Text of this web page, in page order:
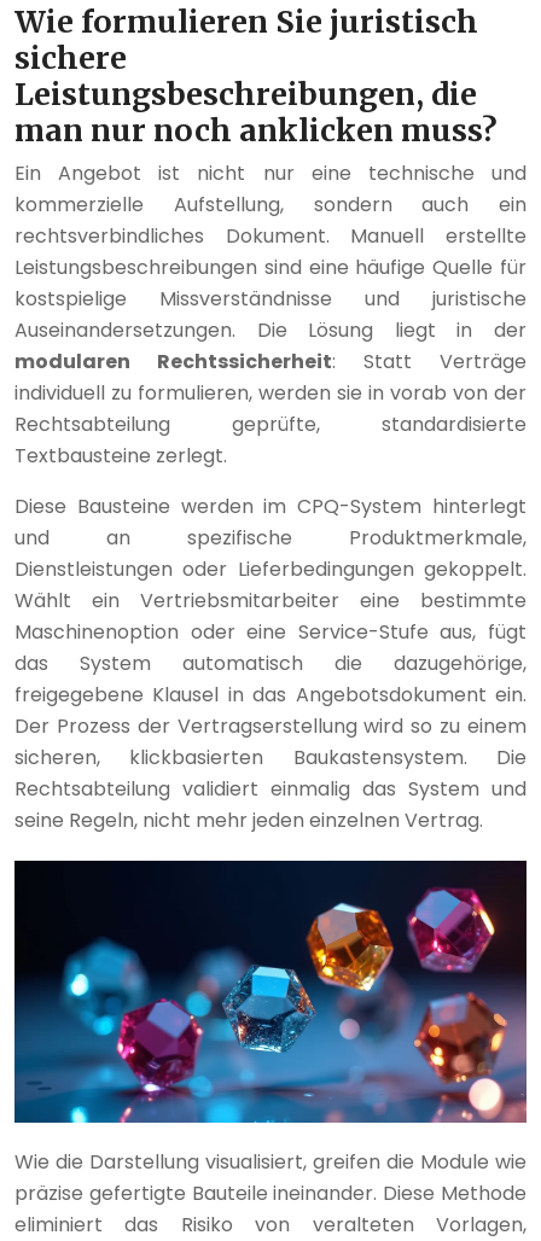
Wie formulieren Sie juristisch
sichere
Leistungsbeschreibungen, die
man nur noch anklicken muss?
Ein Angebot ist nicht nur eine technische und
kommerzielle Aufstellung, sondern auch ein
rechtsverbindliches Dokument. Manuell erstellte
Leistungsbeschreibungen sind eine häufige Quelle für
kostspielige Missverständnisse und juristische
Auseinandersetzungen. Die Lösung liegt in der
modularen Rechtssicherheit: Statt Verträge
individuell zu formulieren, werden sie in vorab von der
Rechtsabteilung geprüfte, standardisierte
Textbausteine zerlegt.
Diese Bausteine werden im CPQ-System hinterlegt
und an spezifische Produktmerkmale,
Dienstleistungen oder Lieferbedingungen gekoppelt.
Wählt ein Vertriebsmitarbeiter eine bestimmte
Maschinenoption oder eine Service-Stufe aus, fügt
das System automatisch die dazugehörige,
freigegebene Klausel in das Angebotsdokument ein.
Der Prozess der Vertragserstellung wird so zu einem
sicheren, klickbasierten Baukastensystem. Die
Rechtsabteilung validiert einmalig das System und
seine Regeln, nicht mehr jeden einzelnen Vertrag.
Wie die Darstellung visualisiert, greifen die Module wie
präzise gefertigte Bauteile ineinander. Diese Methode
eliminiert das Risiko von veralteten Vorlagen,